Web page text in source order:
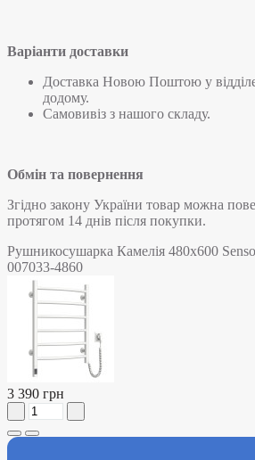
Варіанти доставки
Доставка Новою Поштою у
додому.
Самовивіз з нашого складу.
Обмін та повернення
Згідно закону України товар можна
протягом 14 днів після покупки.
Рушникосушарка Камелія 480х600
007033-4860
3 390 грн